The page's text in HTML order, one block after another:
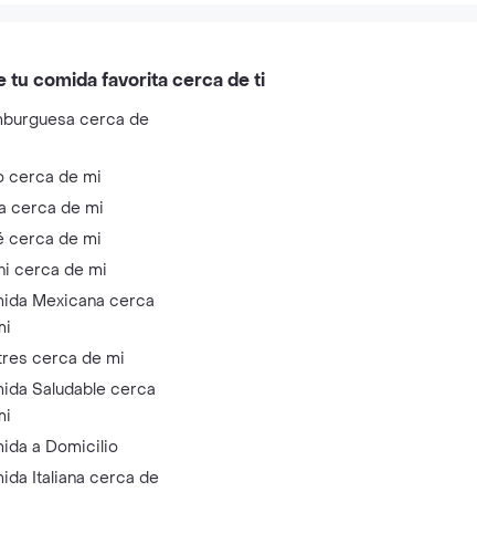
tu comida favorita cerca de ti
cerca de
cerca de mi
cerca de mi
cerca de mi
cerca de mi
Mexicana cerca
cerca de mi
Saludable cerca
a Domicilio
Italiana cerca de